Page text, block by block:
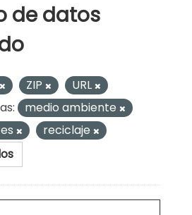
de datos
ZIP
URL
medio ambiente
reciclaje